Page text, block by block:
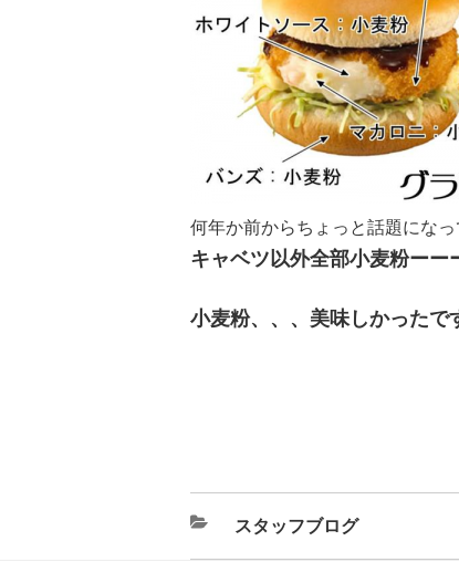
何年か前からちょっと話題にな
キャベツ以外全部小麦粉ーー
小麦粉、、、美味しかったで
カ
テ
スタッフブログ